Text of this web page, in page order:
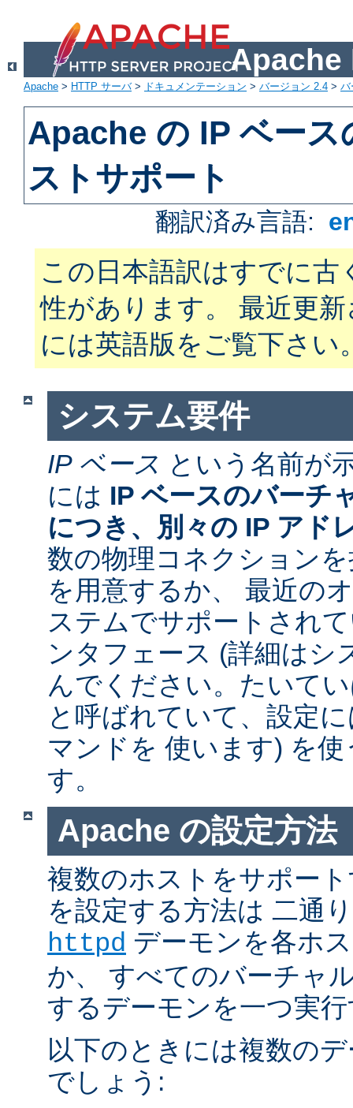
Apache
Apache > HTTP サーバ> ドキュメンテーション > バージョン 2.4 > バ
Apache の IP ベース
ストサポート
翻訳済み言語:
この日本語訳はすでに古
性があります。 最近更
には英語版をご覧下さい
システム要件
IP ベース という名前が
には IP ベースのバーチ
につき、別々の IP アド
数の物理コネクション
を用意するか、 最近の
ステムでサポートされ
ンタフェース (詳細はシ
んでください。たいて
と呼ばれていて、設定
マンドを 使います) を
す。
Apache の設定方法
複数のホストをサポー
を設定する方法は 二通
httpd デーモンを各ホ
か、 すべてのバーチャ
するデーモンを一つ実
以下のときには複数の
でしょう: